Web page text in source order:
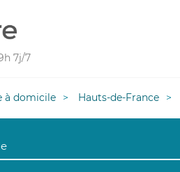
7j/7
à domicile Hauts-de-France